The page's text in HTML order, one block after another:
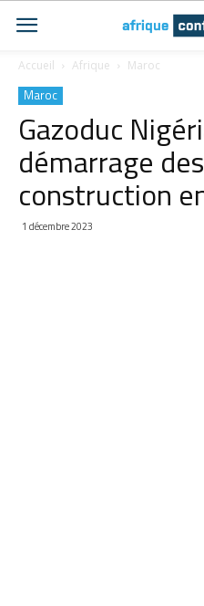
Accueil Afrique Maroc
Maroc
Gazoduc
démarrage
construction
1 décembre 2023